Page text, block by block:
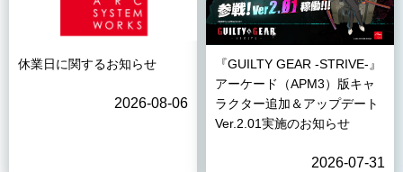
休業日に関するお知らせ
2026-08-06
『GUILTY GEAR -STRIVE-』
アーケード（APM3）版キャ
ラクター追加＆アップデート
Ver.2.01実施のお知らせ
2026-07-31